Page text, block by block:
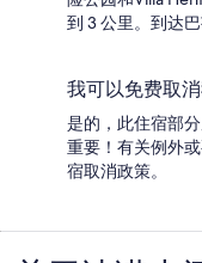
到 3 公里。到达
我可以免费取
是的，此住宿部
重要！有关例外
宿取消政策。